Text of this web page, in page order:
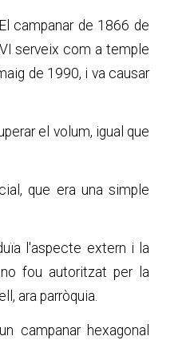
campanar de 1866 de
serveix com a temple
de 1990, i va causar
el volum, igual que
que era una simple
l'aspecte extern i la
fou autoritzat per la
ara parròquia.
campanar hexagonal